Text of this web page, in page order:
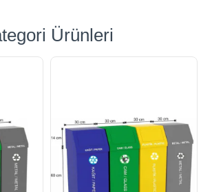
Ürünleri